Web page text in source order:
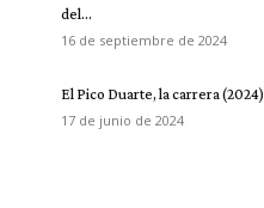
del...
16 de septiembre de 2024
El Pico Duarte, la carrera (2024)
17 de junio de 2024